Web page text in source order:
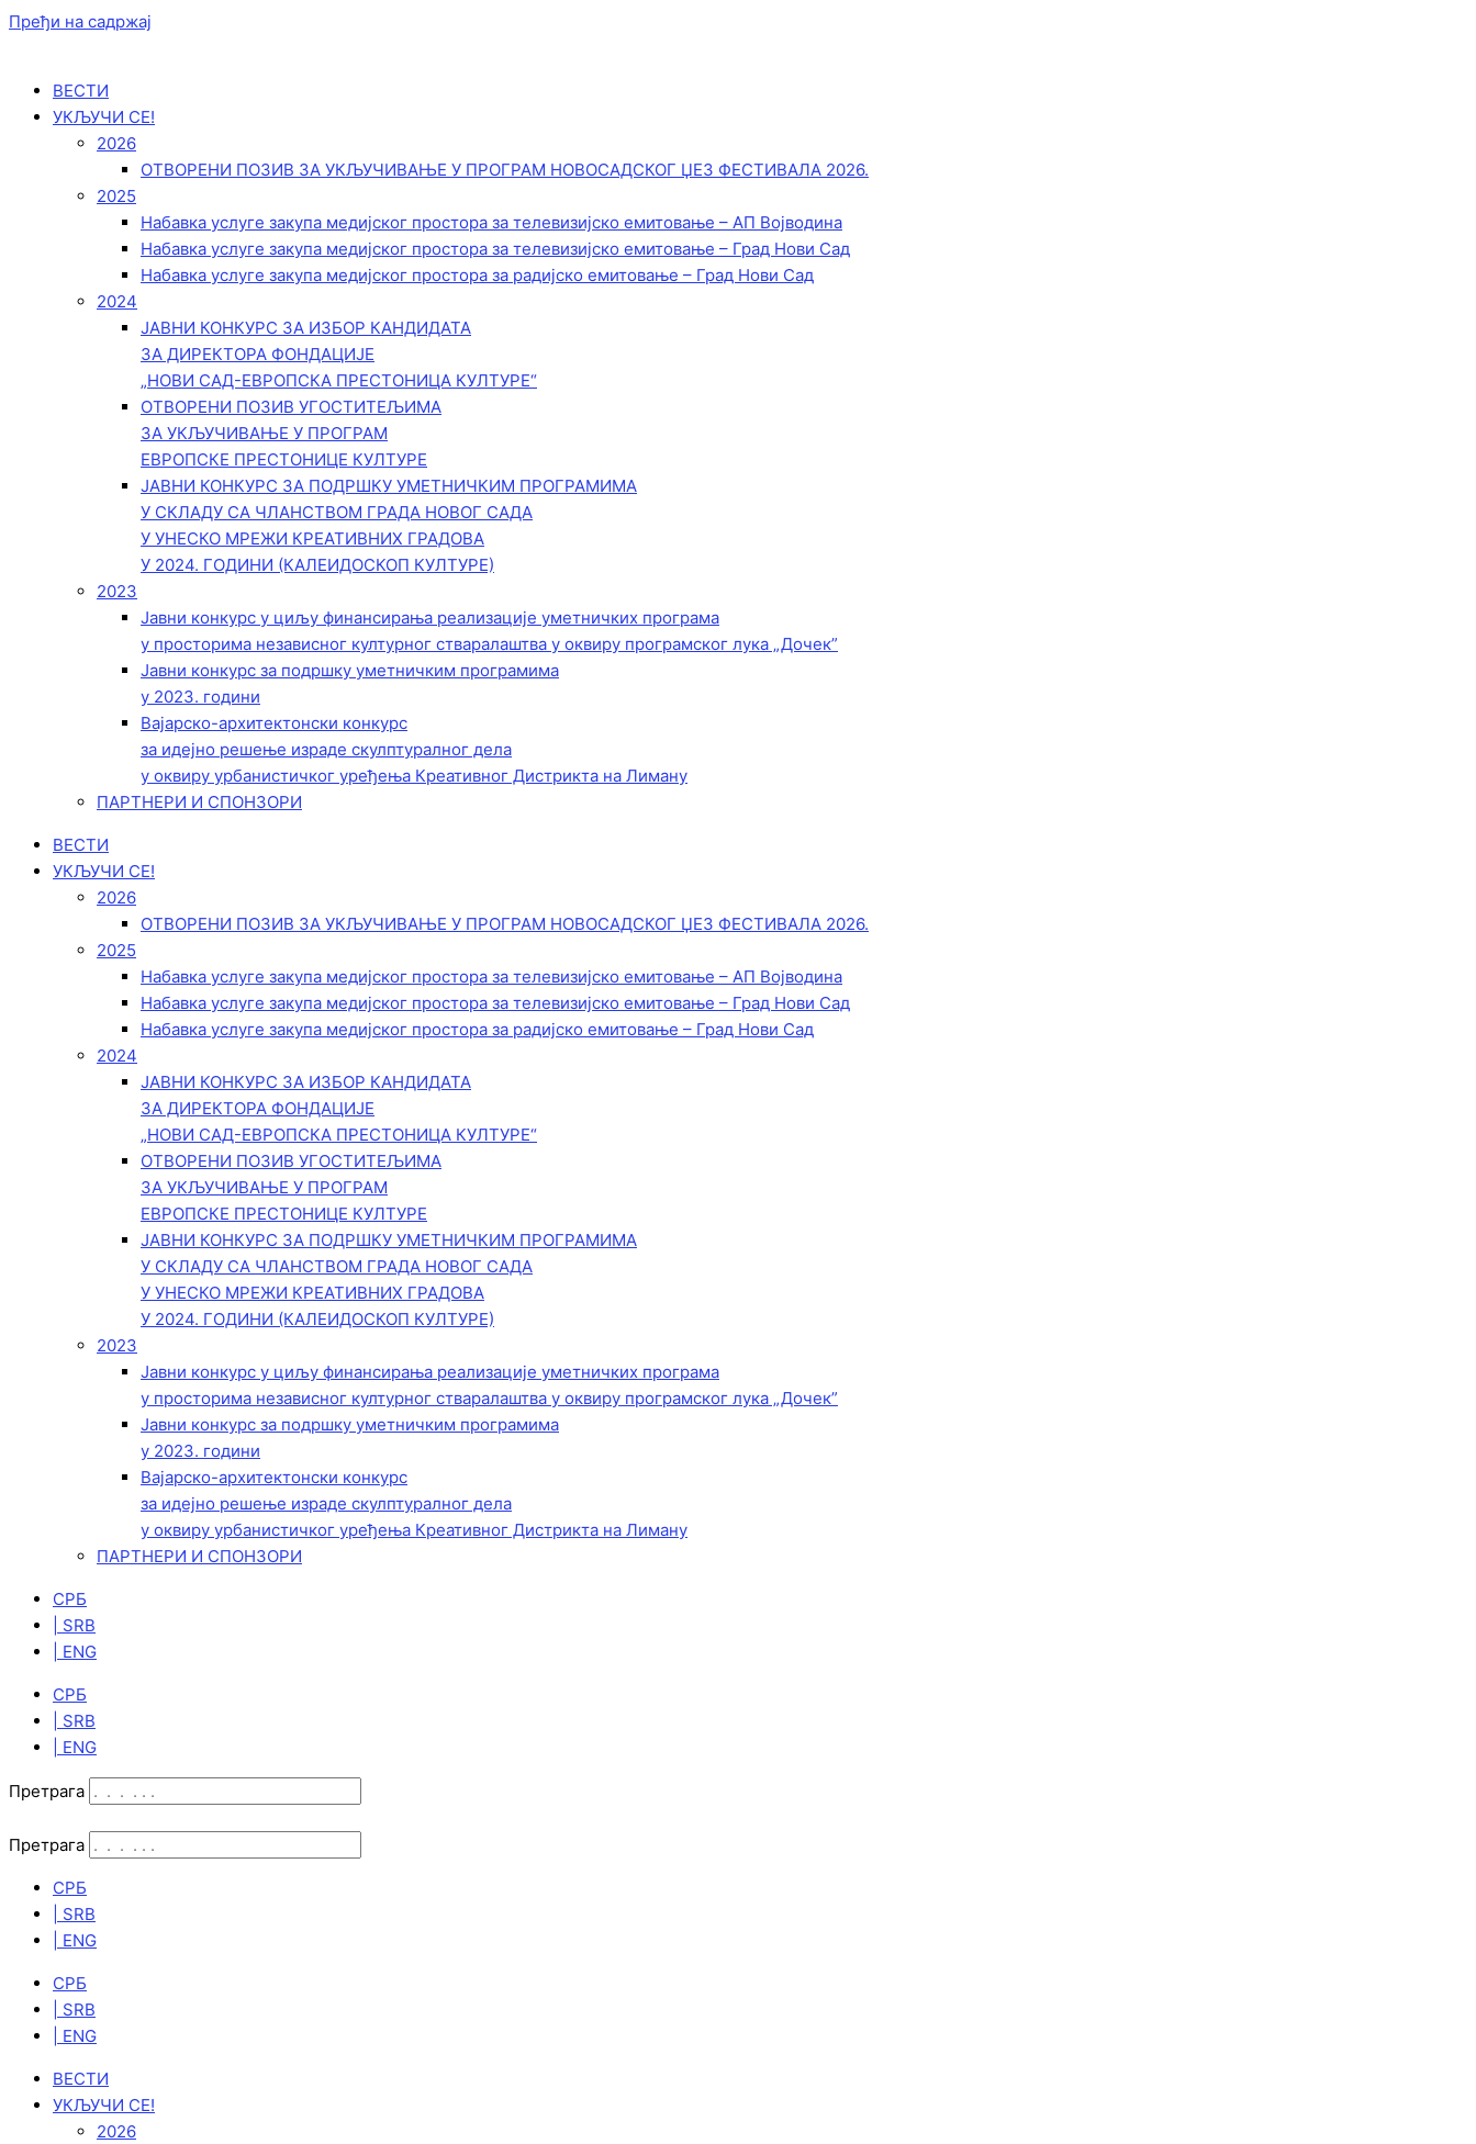
Пређи на садржај
ВЕСТИ
УКЉУЧИ СЕ!
2026
ОТВОРЕНИ ПОЗИВ ЗА УКЉУЧИВАЊЕ У ПРОГРАМ НОВОСАДСКОГ ЏЕЗ ФЕСТИВАЛА 2026.
2025
Набавка услуге закупа медијског простора за телевизијско емитовање – АП Војводинa
Набавка услуге закупа медијског простора за телевизијско емитовање – Град Нови Сад
Набавка услуге закупа медијског простора за радијско емитовање – Град Нови Сад
2024
ЈАВНИ КОНКУРС ЗА ИЗБОР КАНДИДАТА
ЗА ДИРЕКТОРА ФОНДАЦИЈЕ
„НОВИ САД-ЕВРОПСКА ПРЕСТОНИЦА КУЛТУРЕ“
ОТВОРЕНИ ПОЗИВ УГОСТИТЕЉИМА
ЗА УКЉУЧИВАЊЕ У ПРОГРАМ
ЕВРОПСКЕ ПРЕСТОНИЦЕ КУЛТУРЕ
ЈАВНИ КОНКУРС ЗА ПОДРШКУ УМЕТНИЧКИМ ПРОГРАМИМА
У СКЛАДУ СА ЧЛАНСТВОМ ГРАДА НОВОГ САДА
У УНЕСКО МРЕЖИ КРЕАТИВНИХ ГРАДОВА
У 2024. ГОДИНИ (КАЛЕИДОСКОП КУЛТУРЕ)
2023
Јавни конкурс у циљу финансирања реализације уметничких програма
у просторима независног културног стваралаштва у оквиру програмског лука „Дочек”
Јавни конкурс за подршку уметничким програмима
у 2023. години
Вајарско-архитектонски конкурс
за идејно решење израде скулптуралног дела
у оквиру урбанистичког уређења Креативног Дистрикта на Лиману
ПАРТНЕРИ И СПОНЗОРИ
ВЕСТИ
УКЉУЧИ СЕ!
2026
ОТВОРЕНИ ПОЗИВ ЗА УКЉУЧИВАЊЕ У ПРОГРАМ НОВОСАДСКОГ ЏЕЗ ФЕСТИВАЛА 2026.
2025
Набавка услуге закупа медијског простора за телевизијско емитовање – АП Војводинa
Набавка услуге закупа медијског простора за телевизијско емитовање – Град Нови Сад
Набавка услуге закупа медијског простора за радијско емитовање – Град Нови Сад
2024
ЈАВНИ КОНКУРС ЗА ИЗБОР КАНДИДАТА
ЗА ДИРЕКТОРА ФОНДАЦИЈЕ
„НОВИ САД-ЕВРОПСКА ПРЕСТОНИЦА КУЛТУРЕ“
ОТВОРЕНИ ПОЗИВ УГОСТИТЕЉИМА
ЗА УКЉУЧИВАЊЕ У ПРОГРАМ
ЕВРОПСКЕ ПРЕСТОНИЦЕ КУЛТУРЕ
ЈАВНИ КОНКУРС ЗА ПОДРШКУ УМЕТНИЧКИМ ПРОГРАМИМА
У СКЛАДУ СА ЧЛАНСТВОМ ГРАДА НОВОГ САДА
У УНЕСКО МРЕЖИ КРЕАТИВНИХ ГРАДОВА
У 2024. ГОДИНИ (КАЛЕИДОСКОП КУЛТУРЕ)
2023
Јавни конкурс у циљу финансирања реализације уметничких програма
у просторима независног културног стваралаштва у оквиру програмског лука „Дочек”
Јавни конкурс за подршку уметничким програмима
у 2023. години
Вајарско-архитектонски конкурс
за идејно решење израде скулптуралног дела
у оквиру урбанистичког уређења Креативног Дистрикта на Лиману
ПАРТНЕРИ И СПОНЗОРИ
СРБ
| SRB
| ENG
СРБ
| SRB
| ENG
Претрага
Претрага
СРБ
| SRB
| ENG
СРБ
| SRB
| ENG
ВЕСТИ
УКЉУЧИ СЕ!
2026